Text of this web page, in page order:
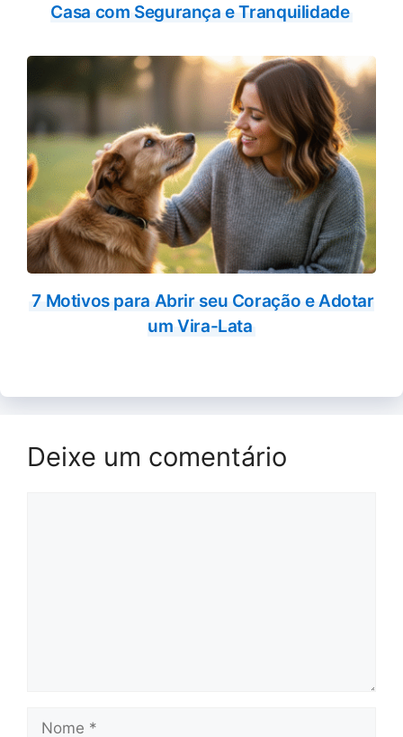
Casa com Segurança e Tranquilidade
7 Motivos para Abrir seu Coração e Adotar
um Vira-Lata
Deixe um comentário
Nome